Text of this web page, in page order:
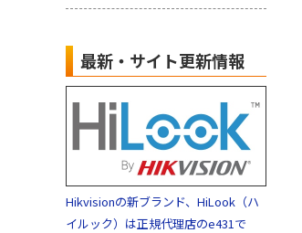
最新・サイト更新情報
Hikvisionの新ブランド、HiLook（ハ
イルック）は正規代理店のe431で